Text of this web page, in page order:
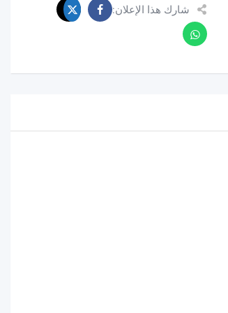
شارك هذا الإعلان: